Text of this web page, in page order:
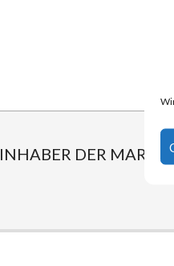
INHABER DER